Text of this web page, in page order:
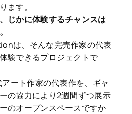
ます。
じかに体験するチャンスは
は、そんな完売作家の代表
験できるプロジェクトで
ート作家の代表作を、ギャ
の協力により2週間ずつ展示
のオープンスペースですか